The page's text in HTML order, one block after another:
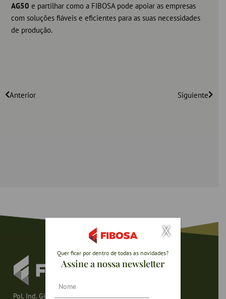
AG50 e partilhar como a FIBOSA pode apoiar as empresas
com soluções fiáveis e eficientes para as suas necessidades
de produção.
Anterior Siguiente
Pol. Ind. Girona – Av. del Mas Pins 79
Quer ficar por dentro de todas as novidades?
Assine a nossa newsletter
X